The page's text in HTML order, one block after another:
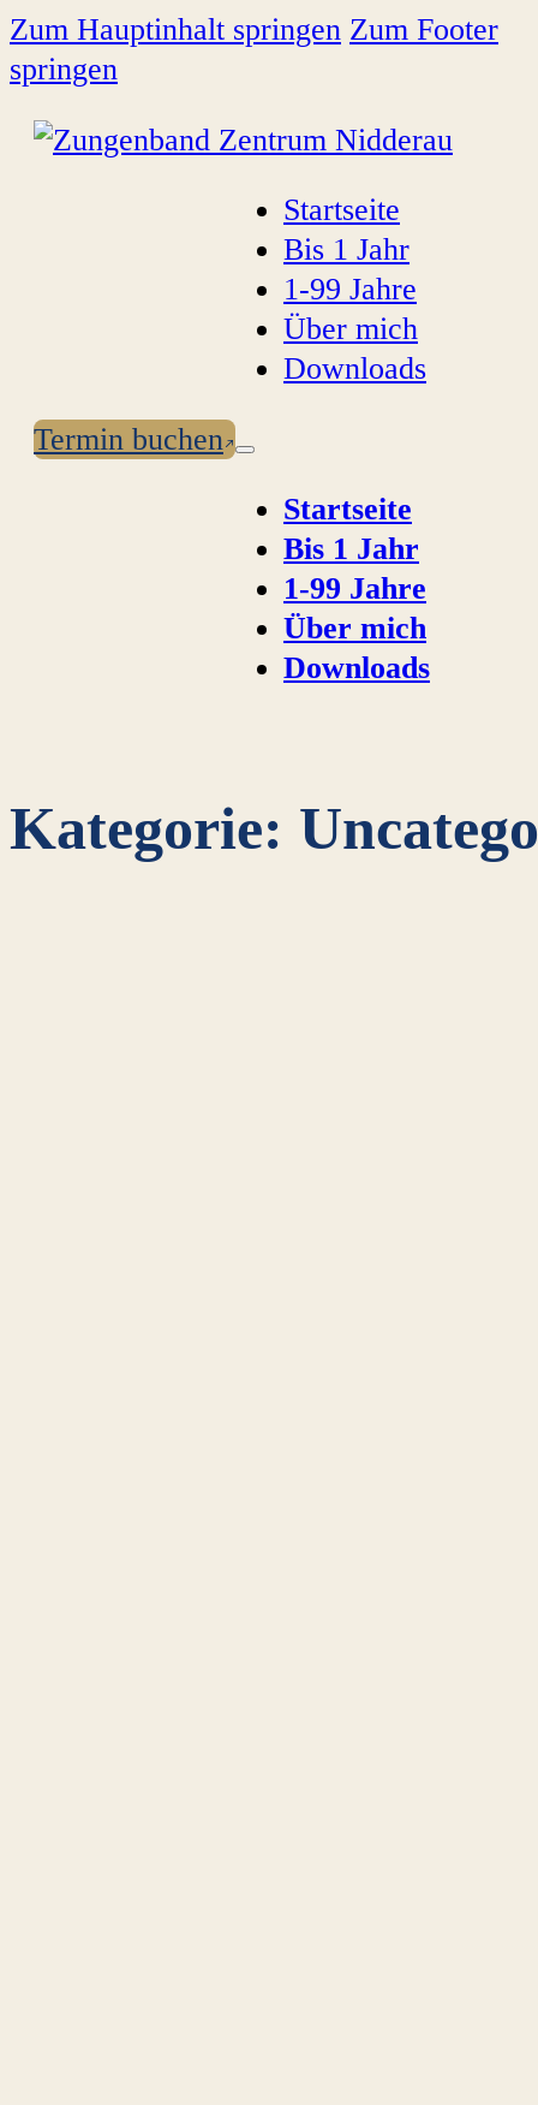
Zum Hauptinhalt springen Zum Footer
springen
Startseite
Bis 1 Jahr
1-99 Jahre
Über mich
Downloads
Startseite
Bis 1 Jahr
1-99 Jahre
Über mich
Downloads
Termin buchen
Kategorie: